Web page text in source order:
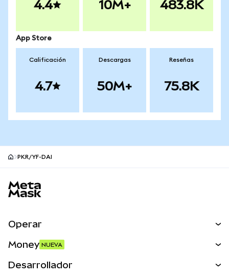
4.4 10M+ 483.8K
App Store
Calificación
4.7
Descargas
50M+
Reseñas
75.8K
PKR/YF-DAI
Operar
Money NUEVA
Desarrollador